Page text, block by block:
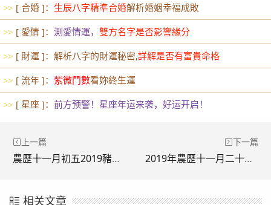
>> [ 合婚 ]： 生辰八字精準合婚解析婚姻幸福成敗
>> [ 愛情 ]： 測愛情運， 雙方名字是否影響緣分
>> [ 財運 ]：解析八字的財運秘密,詳解是否有富貴命格
>> [ 流年 ]： 紫微鬥數看妳終生運
>> [ 星座 ]： 前方预警！星座年运来袭，好运开启！
上一篇
農歷十一月初五2019豬年可以蓋房嗎 是好日子嗎？
下一篇
2019年農歷十一月二十一日適合新店開張開業嗎？
相关文章